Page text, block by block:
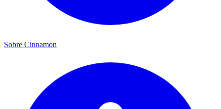
Sobre Cinnamon